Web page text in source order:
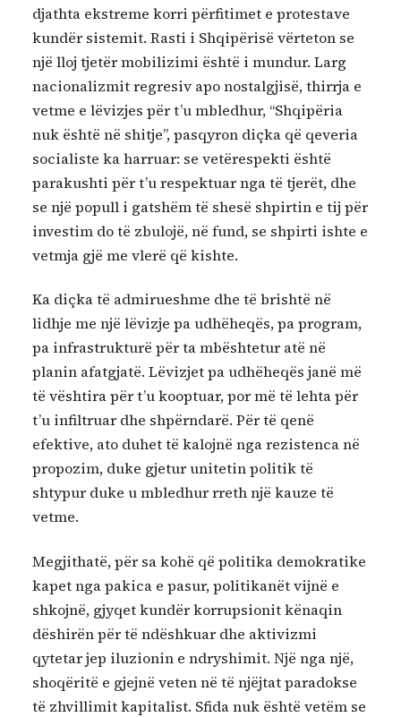
djathta ekstreme korri përfitimet e protestave
kundër sistemit. Rasti i Shqipërisë vërteton se
një lloj tjetër mobilizimi është i mundur. Larg
nacionalizmit regresiv apo nostalgjisë, thirrja e
vetme e lëvizjes për t’u mbledhur, “Shqipëria
nuk është në shitje”, pasqyron diçka që qeveria
socialiste ka harruar: se vetërespekti është
parakushti për t’u respektuar nga të tjerët, dhe
se një popull i gatshëm të shesë shpirtin e tij për
investim do të zbulojë, në fund, se shpirti ishte e
vetmja gjë me vlerë që kishte.
Ka diçka të admirueshme dhe të brishtë në
lidhje me një lëvizje pa udhëheqës, pa program,
pa infrastrukturë për ta mbështetur atë në
planin afatgjatë. Lëvizjet pa udhëheqës janë më
të vështira për t’u kooptuar, por më të lehta për
t’u infiltruar dhe shpërndarë. Për të qenë
efektive, ato duhet të kalojnë nga rezistenca në
propozim, duke gjetur unitetin politik të
shtypur duke u mbledhur rreth një kauze të
vetme.
Megjithatë, për sa kohë që politika demokratike
kapet nga pakica e pasur, politikanët vijnë e
shkojnë, gjyqet kundër korrupsionit kënaqin
dëshirën për të ndëshkuar dhe aktivizmi
qytetar jep iluzionin e ndryshimit. Një nga një,
shoqëritë e gjejnë veten në të njëjtat paradokse
të zhvillimit kapitalist. Sfida nuk është vetëm se